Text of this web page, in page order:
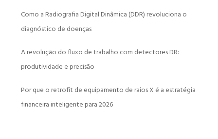
Como a Radiografia Digital Dinâmica (DDR) revoluciona o
diagnóstico de doenças
A revolução do fluxo de trabalho com detectores DR:
produtividade e precisão
Por que o retrofit de equipamento de raios X é a estratégia
financeira inteligente para 2026